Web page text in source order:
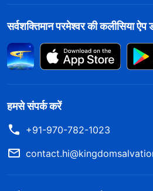
सर्वशक्तिमान परमेश्वर की कलीसिया
हमसे संपर्क करें
+91-970-782-1023